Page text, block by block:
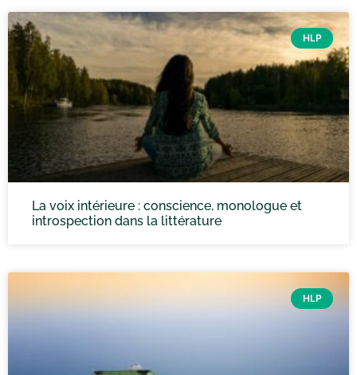
HLP
La voix intérieure : conscience, monologue et
introspection dans la littérature
HLP